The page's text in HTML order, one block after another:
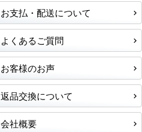
お支払・配送について
よくあるご質問
お客様のお声
返品交換について
会社概要